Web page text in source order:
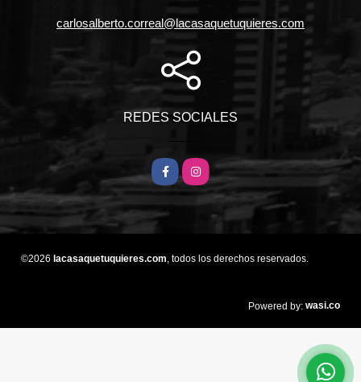
carlosalberto.correal@lacasaquetuquieres.com
REDES SOCIALES
FacebookInstagram
©2026 lacasaquetuquieres.com, todos los derechos reservados.
Powered by: wasi.co